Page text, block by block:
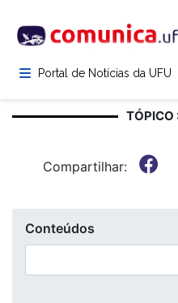
para
conteúdoPortal de Notícias da UFU
TÓPICO
Compartilhar:
Conteúdos